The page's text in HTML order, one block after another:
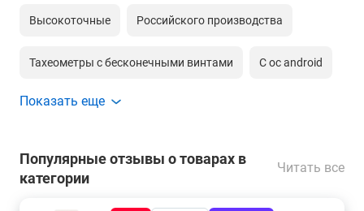
Высокоточные Российского производства
Тахеометры с бесконечными винтами С ос android
С оптическим центриром
Сканирующий по сетке тахеометр
Показать еще
Популярные отзывы о товарах в
категории
Читать все